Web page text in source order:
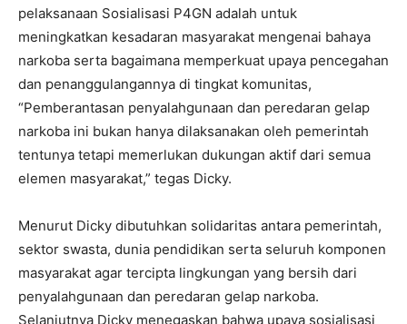
pelaksanaan Sosialisasi P4GN adalah untuk
meningkatkan kesadaran masyarakat mengenai bahaya
narkoba serta bagaimana memperkuat upaya pencegahan
dan penanggulangannya di tingkat komunitas,
“Pemberantasan penyalahgunaan dan peredaran gelap
narkoba ini bukan hanya dilaksanakan oleh pemerintah
tentunya tetapi memerlukan dukungan aktif dari semua
elemen masyarakat,” tegas Dicky.
Menurut Dicky dibutuhkan solidaritas antara pemerintah,
sektor swasta, dunia pendidikan serta seluruh komponen
masyarakat agar tercipta lingkungan yang bersih dari
penyalahgunaan dan peredaran gelap narkoba.
Selanjutnya Dicky menegaskan bahwa upaya sosialisasi